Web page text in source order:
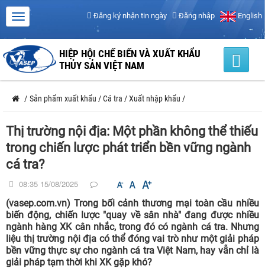
Đăng ký nhận tin ngày Đăng nhập English
HIỆP HỘI CHẾ BIẾN VÀ XUẤT KHẨU
THỦY SẢN VIỆT NAM
/ Sản phẩm xuất khẩu /Cá tra /Xuất nhập khẩu /
Thị trường nội địa: Một phần không thể thiếu
trong chiến lược phát triển bền vững ngành
cá tra?
08:35 15/08/2025
(vasep.com.vn) Trong bối cảnh thương mại toàn cầu nhiều
biến động, chiến lược "quay về sân nhà" đang được nhiều
ngành hàng XK cân nhắc, trong đó có ngành cá tra. Nhưng
liệu thị trường nội địa có thể đóng vai trò như một giải pháp
bền vững thực sự cho ngành cá tra Việt Nam, hay vẫn chỉ là
giải pháp tạm thời khi XK gặp khó?